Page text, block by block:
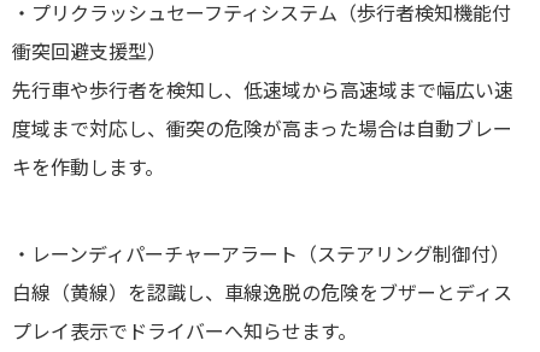
・プリクラッシュセーフティシステム（歩行者検知機能付
衝突回避支援型）
先行車や歩行者を検知し、低速域から高速域まで幅広い速
度域まで対応し、衝突の危険が高まった場合は自動ブレー
キを作動します。
・レーンディパーチャーアラート（ステアリング制御付）
白線（黄線）を認識し、車線逸脱の危険をブザーとディス
プレイ表示でドライバーへ知らせます。